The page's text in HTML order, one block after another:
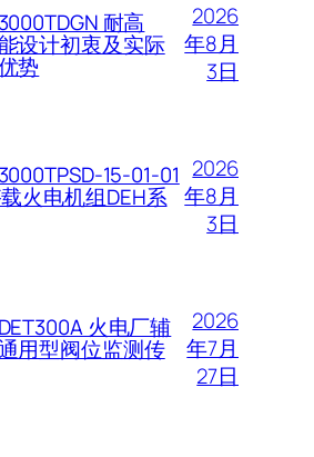
耐高
设计初衷及实际
势
2026
年8月
3日
15-01-01
火电机组DEH系
2026
年8月
3日
火电厂辅
用型阀位监测传
2026
年7月
27日